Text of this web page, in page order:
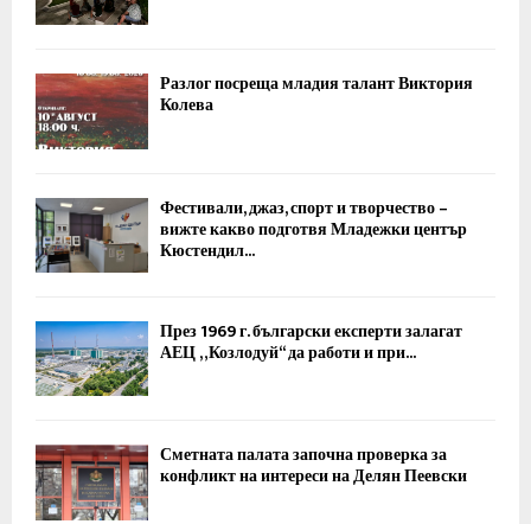
Разлог посреща младия талант Виктория
Колева
Фестивали, джаз, спорт и творчество –
вижте какво подготвя Младежки център
Кюстендил...
През 1969 г. български експерти залагат
АЕЦ „Козлодуй“ да работи и при...
Сметната палата започна проверка за
конфликт на интереси на Делян Пеевски